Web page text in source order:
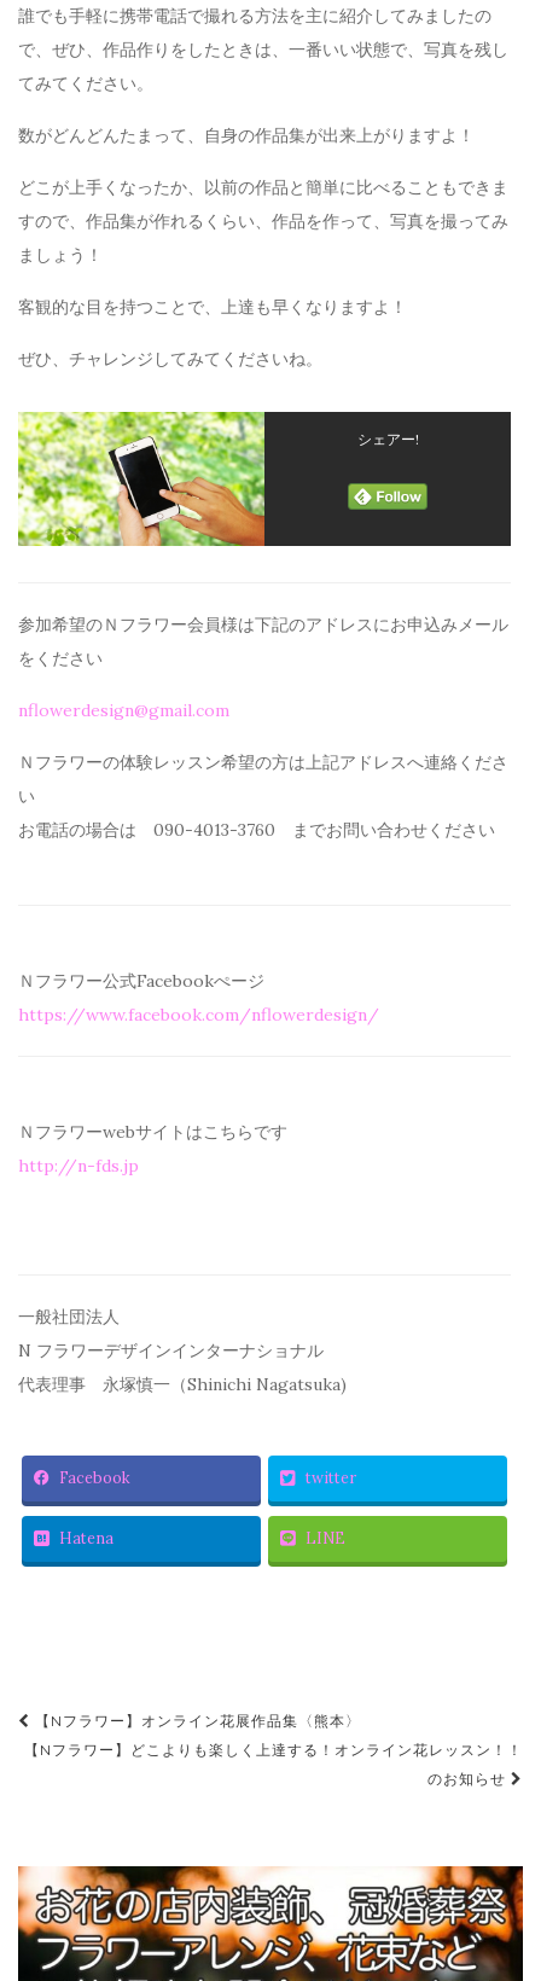
誰でも手軽に携帯電話で撮れる方法を主に紹介してみましたの
で、ぜひ、作品作りをしたときは、一番いい状態で、写真を残し
てみてください。
数がどんどんたまって、自身の作品集が出来上がりますよ！
どこが上手くなったか、以前の作品と簡単に比べることもできま
すので、作品集が作れるくらい、作品を作って、写真を撮ってみ
ましょう！
客観的な目を持つことで、上達も早くなりますよ！
ぜひ、チャレンジしてみてくださいね。
シェアー!
参加希望のＮフラワー会員様は下記のアドレスにお申込みメール
を ください
nflowerdesign@gmail.com
Ｎフラワーの体験レッスン希望の方は上記アドレスへ連絡くださ
い
お電話の場合は 090-4013-3760 までお問い合わせください
Ｎフラワー公式Facebookぺージ
https://www.facebook.com/nflowerdesign/
Ｎフラワーwebサイトはこちらです
http://n-fds.jp
一般社団法人
N フラワーデザインインターナショナル
代表理事 永塚慎一（Shinichi Nagatsuka)
Facebook twitter
Hatena LINE
投稿ナビゲーション
【Nフラワー】オンライン花展作品集〈熊本〉
【Nフラワー】どこよりも楽しく上達する！オンライン花レッスン！！
のお知らせ